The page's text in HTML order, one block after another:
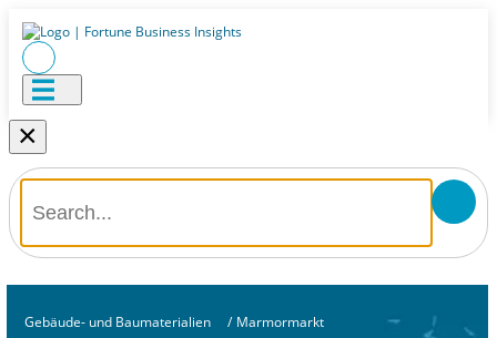
×
Gebäude- und Baumaterialien / Marmormarkt